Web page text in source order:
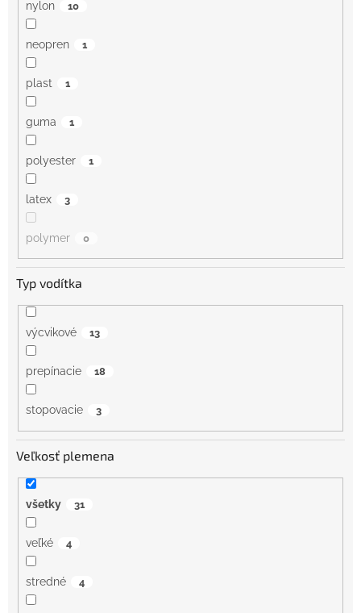
nylon 10
neopren 1
plast 1
guma 1
polyester 1
latex 3
polymer 0
Typ vodítka
výcvikové 13
prepínacie 18
stopovacie 3
Veľkosť plemena
všetky 31
veľké 4
stredné 4